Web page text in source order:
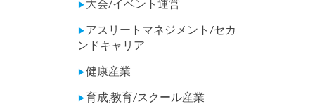
▶ 大会/イベント運営
▶ アスリートマネジメント/セカ
ンドキャリア
▶健康産業
▶育成,教育/スクール産業